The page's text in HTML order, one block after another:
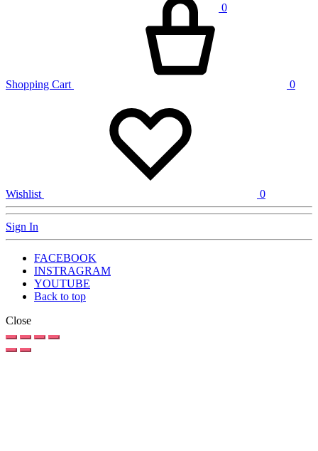
0
Shopping Cart 0
Wishlist 0
Sign In
FACEBOOK
INSTRAGRAM
YOUTUBE
Back to top
Close